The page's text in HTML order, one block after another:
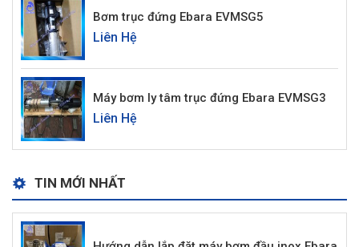
Bơm trục đứng Ebara EVMSG5
Liên Hệ
Máy bơm ly tâm trục đứng Ebara EVMSG3
Liên Hệ
TIN MỚI NHẤT